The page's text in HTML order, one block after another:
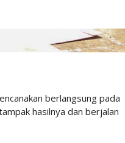
berlangsung pada
hasilnya dan berjalan